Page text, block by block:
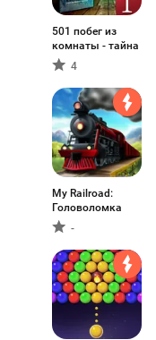
501 побег из
комнаты - тайна
4
My Railroad:
Головоломка
-